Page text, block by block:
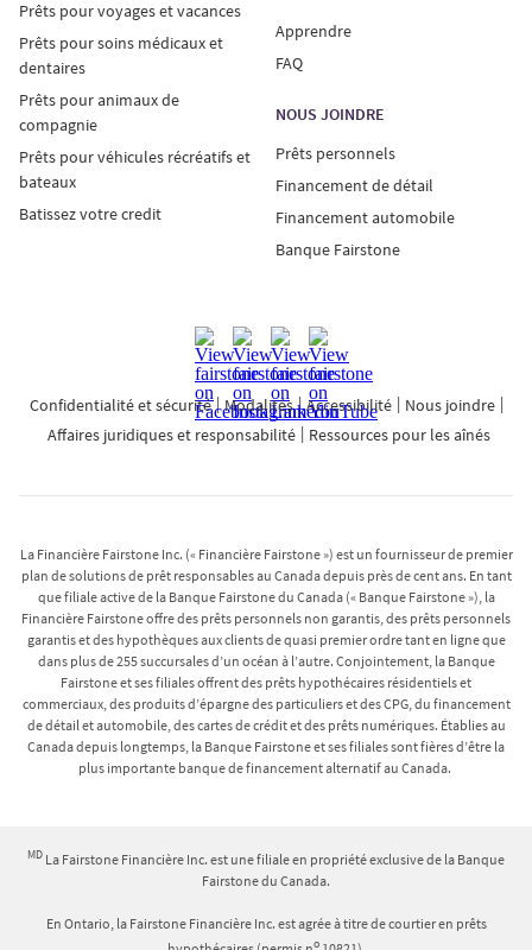
Prêts pour voyages et vacances
Prêts pour soins médicaux et
dentaires
Prêts pour animaux de
compagnie
Prêts pour véhicules récréatifs et
bateaux
Batissez votre credit
Apprendre
FAQ
NOUS JOINDRE
Prêts personnels
Financement de détail
Financement automobile
Banque Fairstone
Confidentialité et sécurité Modalités Accessibilité
Nous joindre
Affaires juridiques et responsabilité
Ressources pour les aînés
La Financière Fairstone Inc. (« Financière Fairstone ») est un fournisseur de premier
plan de solutions de prêt responsables au Canada depuis près de cent ans. En tant
que filiale active de la Banque Fairstone du Canada (« Banque Fairstone »), la
Financière Fairstone offre des prêts personnels non garantis, des prêts personnels
garantis et des hypothèques aux clients de quasi premier ordre tant en ligne que
dans plus de 255 succursales d’un océan à l’autre. Conjointement, la Banque
Fairstone et ses filiales offrent des prêts hypothécaires résidentiels et
commerciaux, des produits d’épargne des particuliers et des CPG, du financement
de détail et automobile, des cartes de crédit et des prêts numériques. Établies au
Canada depuis longtemps, la Banque Fairstone et ses filiales sont fières d’être la
plus importante banque de financement alternatif au Canada.
MD La Fairstone Financière Inc. est une filiale en propriété exclusive de la Banque
Fairstone du Canada.
En Ontario, la Fairstone Financière Inc. est agrée à titre de courtier en prêts
o